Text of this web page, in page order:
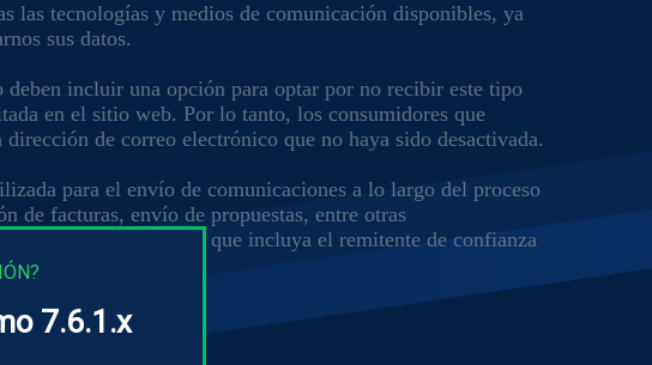
las tecnologías y medios de comunicación disponibles, ya
sus datos.
incluir una opción para optar por no recibir este tipo
en el sitio web. Por lo tanto, los consumidores que
de correo electrónico que no haya sido desactivada.
para el envío de comunicaciones a lo largo del proceso
de facturas, envío de propuestas, entre otras
le recomendamos que incluya el remitente de confianza
7.6.1.x